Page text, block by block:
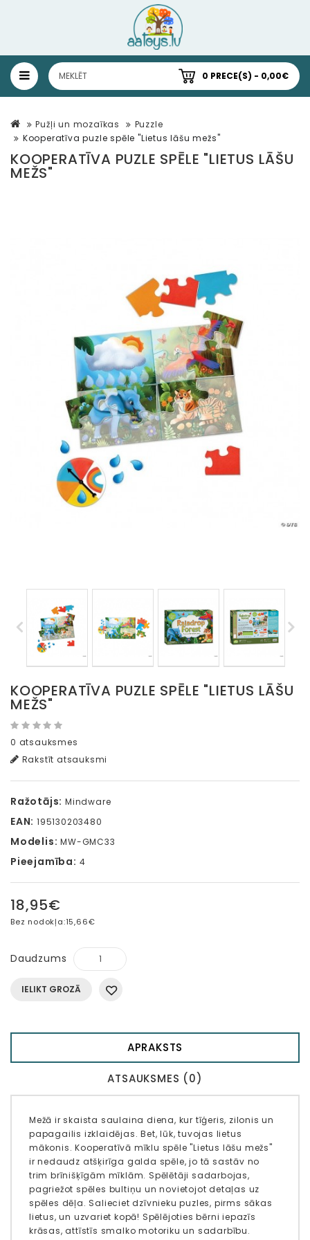
0 PRECE(S) - 0,00€
Pužļi un mozaīkas
Puzzle
Kooperatīva puzle spēle "Lietus lāšu mežs"
KOOPERATĪVA PUZLE SPĒLE "LIETUS LĀŠU
MEŽS"
KOOPERATĪVA PUZLE SPĒLE "LIETUS LĀŠU
MEŽS"
0 atsauksmes
Rakstīt atsauksmi
Ražotājs: Mindware
EAN: 195130203480
Modelis: MW-GMC33
Pieejamība: 4
18,95€
Bez nodokļa:15,66€
Daudzums
IELIKT GROZĀ
APRAKSTS
ATSAUKSMES (0)
Mežā ir skaista saulaina diena, kur tīģeris, zilonis un
papagailis izklaidējas. Bet, lūk, tuvojas lietus
mākonis. Kooperatīvā mīklu spēle "Lietus lāšu mežs"
ir nedaudz atšķirīga galda spēle, jo tā sastāv no
trim brīnišķīgām mīklām. Spēlētāji sadarbojas,
pagriežot spēles bultiņu un novietojot detaļas uz
spēles dēļa. Salieciet dzīvnieku puzles, pirms sākas
lietus, un uzvariet kopā! Spēlējoties bērni iepazīs
krāsas, attīstīs smalko motoriku un sadarbību.